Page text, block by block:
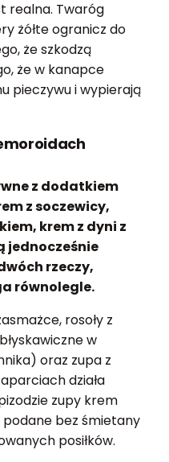
realna. Twaróg
żółte ogranicz do
że szkodzą
że w kanapce
pieczywu i wypierają
z dodatkiem
z soczewicy,
krem z dyni z
jednocześnie
rzeczy,
równolegle.
rosoły z
w
oraz zupa z
działa
zupy krem
bez śmietany
posiłków.